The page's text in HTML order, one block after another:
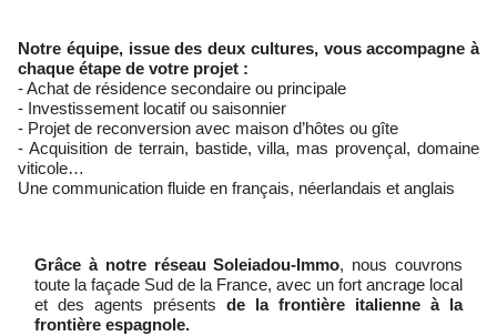
Notre équipe, issue des deux cultures, vous accompagne à
chaque étape de votre projet :
- Achat de résidence secondaire ou principale
- Investissement locatif ou saisonnier
- Projet de reconversion avec maison d’hôtes ou gîte
- Acquisition de terrain, bastide, villa, mas provençal, domaine
viticole…
Une communication fluide en français, néerlandais et anglais
Grâce à notre réseau Soleiadou-Immo, nous couvrons
toute la façade Sud de la France, avec un fort ancrage local
et des agents présents de la frontière italienne à la
frontière espagnole.